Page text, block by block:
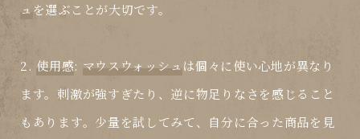
ュ を選ぶことが大切です。
2. 使用感: マウスウォッシュは個々に使い心地が異なり
ます。刺激が強すぎたり、逆に物足りなさを感じること
もあります。少量を試してみて、自分に合った商品を見